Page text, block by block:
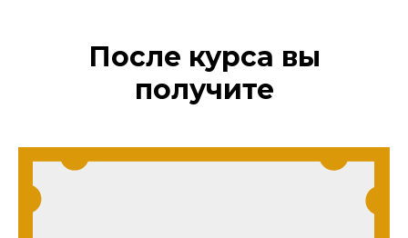
После курса вы
получите